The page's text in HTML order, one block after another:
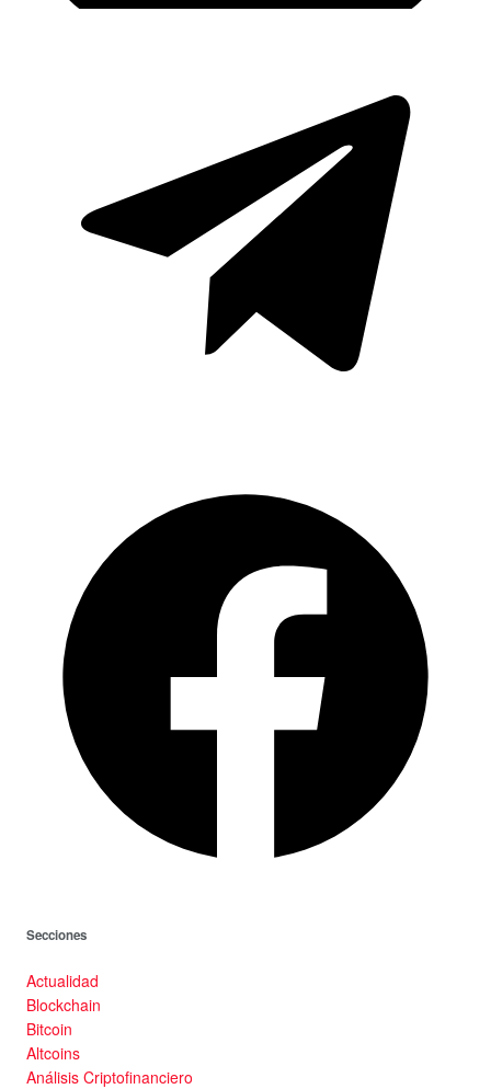
Secciones
Actualidad
Blockchain
Bitcoin
Altcoins
Análisis Criptofinanciero